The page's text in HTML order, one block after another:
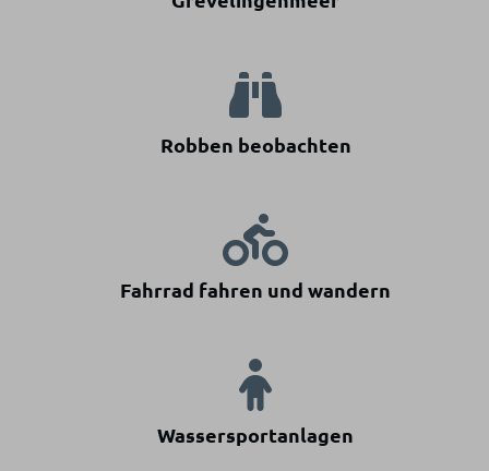
Robben beobachten
Fahrrad fahren und wandern
Wassersportanlagen